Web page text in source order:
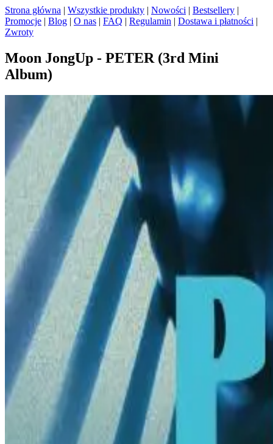
Strona główna | Wszystkie produkty | Nowości | Bestsellery |
Promocje | Blog | O nas | FAQ | Regulamin | Dostawa i płatności |
Zwroty
Moon JongUp - PETER (3rd Mini
Album)